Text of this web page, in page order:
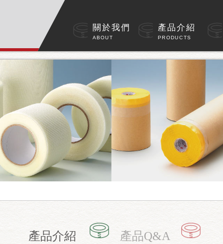
關於我們
ABOUT
產品介紹
PRODUCTS
產品介紹 產品Q&A